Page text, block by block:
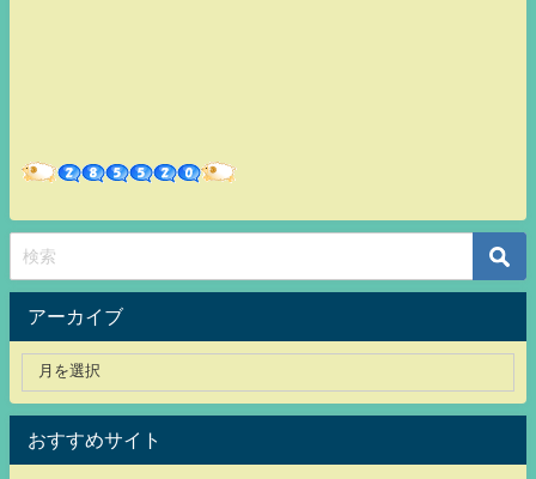
アーカイブ
おすすめサイト